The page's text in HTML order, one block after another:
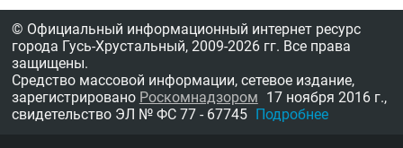
© Официальный информационный интернет ресурс
города Гусь-Хрустальный, 2009-2026 гг. Все права
защищены.
Средство массовой информации, сетевое издание,
зарегистрировано Роскомнадзором 17 ноября 2016 г.,
свидетельство ЭЛ № ФС 77 - 67745 Подробнее